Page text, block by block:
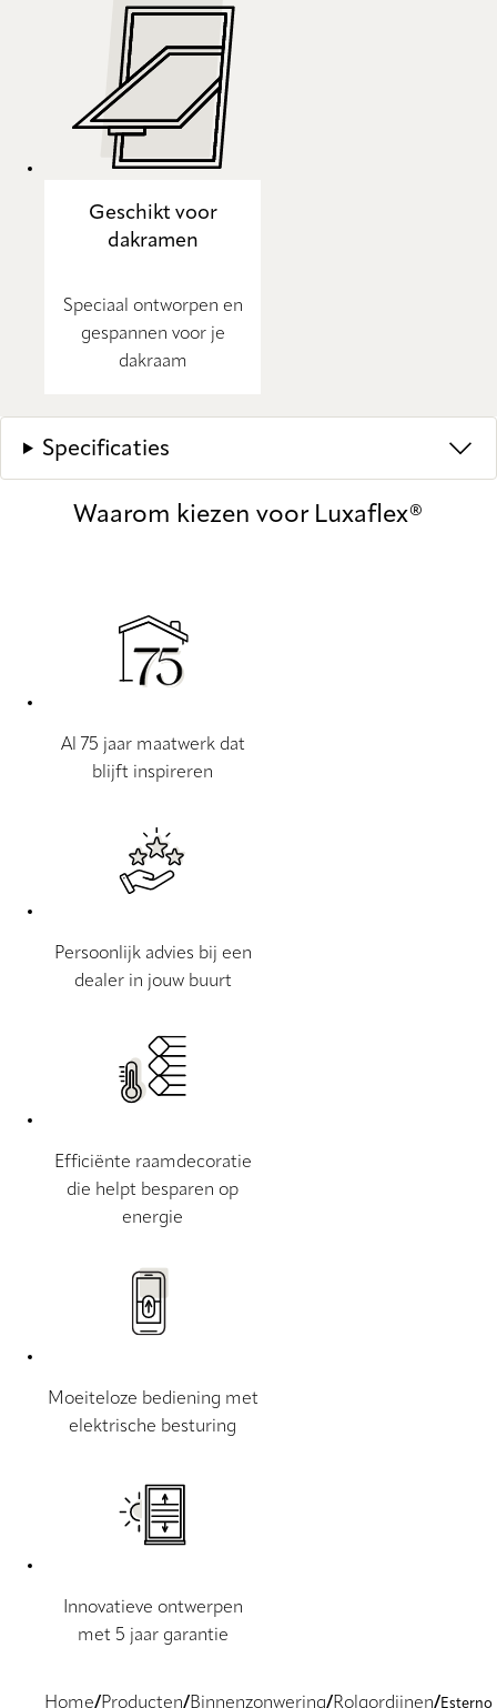
Geschikt voor
dakramen
Speciaal ontworpen en
gespannen voor je
dakraam
Specificaties
Waarom kiezen voor Luxaflex®
Al 75 jaar maatwerk dat
blijft inspireren
Persoonlijk advies bij een
dealer in jouw buurt
Efficiënte raamdecoratie
die helpt besparen op
energie
Moeiteloze bediening met
elektrische besturing
Innovatieve ontwerpen
met 5 jaar garantie
Home Producten Binnenzonwering Rolgordijnen
Esterno